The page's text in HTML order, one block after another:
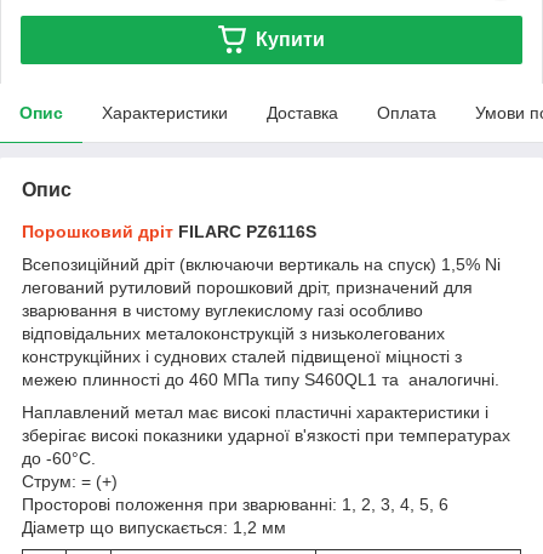
Купити
Опис Характеристики Доставка Оплата Умови
Опис
Порошковий дріт FILARC PZ6116S
Всепозиційний дріт (включаючи вертикаль на спуск) 1,5% Ni
легований рутиловий порошковий дріт, призначений для
зварювання в чистому вуглекислому газі особливо
відповідальних металоконструкцій з низьколегованих
конструкційних і суднових сталей підвищеної міцності з
межею плинності до 460 МПа типу S460QL1 та аналогичні.
Наплавлений метал має високі пластичні характеристики і
зберігає високі показники ударної в'язкості при температурах
до -60°С.
Струм: = (+)
Просторові положення при зварюванні: 1, 2, 3, 4, 5, 6
Діаметр що випускається: 1,2 мм